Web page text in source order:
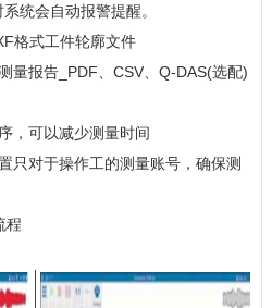
统会自动报警提醒。
格式工件轮廓文件
量报告_PDF、CSV、Q-DAS(选配)
，可以减少测量时间
只对于操作工的测量账号，确保测
程